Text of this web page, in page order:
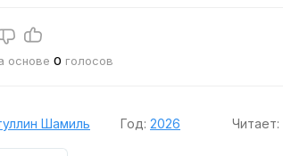
основе 0 голосов
Шамиль Год: 2026 Читает: